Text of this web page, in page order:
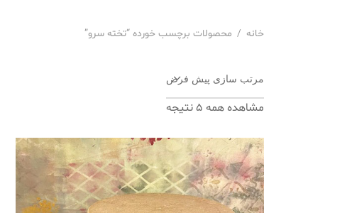
خانه / محصولات برچسب خورده “تخته سرو”
مرتب سازی پیش فرض
مشاهده همه 5 نتیجه